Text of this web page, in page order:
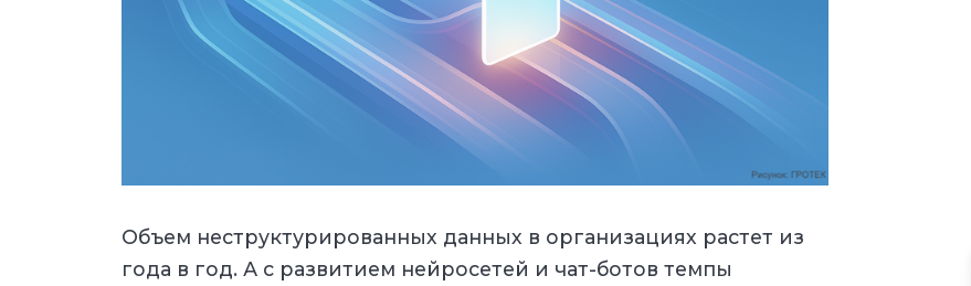
Объем неструктурированных данных в организациях растет из
года в год. А с развитием нейросетей и чат-ботов темпы